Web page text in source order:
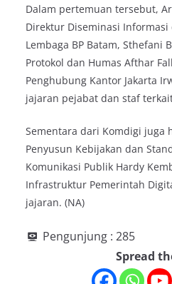
Dalam pertemuan tersebut,
Direktur Diseminasi
Lembaga BP Batam, Sthefani
Protokol dan Humas Afthar
Penghubung Kantor Jakarta
jajaran pejabat dan staf
Sementara dari Komdigi juga
Penyusun Kebijakan dan
Komunikasi Publik Hardy
Infrastruktur Pemerintah
jajaran. (NA)
Pengunjung : 285
Spread